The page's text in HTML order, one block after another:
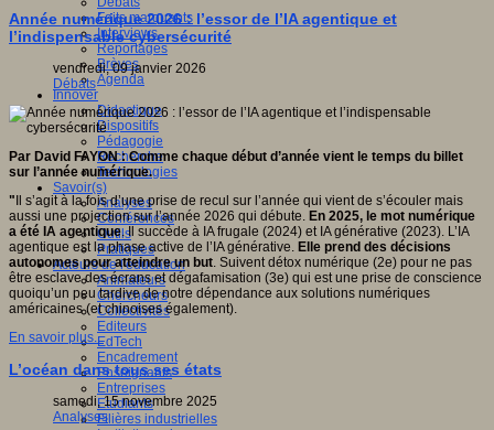
Faits marquants
Interviews
Reportages
Brèves
Agenda
Innover
Didactique
Dispositifs
Pédagogie
Recherche
Technologies
Savoir(s)
Analyses
Conférences
Outils
Pratiques
Acteurs de l'éducation
Animateurs
Chercheurs
Collectivités
Editeurs
EdTech
Encadrement
Enseignants
Entreprises
Etudiants
Filières industrielles
Année numérique 2026 : l’essor de l’IA agentique et
l’indispensable cybersécurité
vendredi, 09 janvier 2026
Débats
Par David FAYON : Comme chaque début d’année vient le temps du billet
sur l’année numérique.
" Il s’agit à la fois d’une prise de recul sur l’année qui vient de s’écouler mais
aussi une projection sur l’année 2026 qui débute. En 2025, le mot numérique
a été IA agentique. Il succède à IA frugale (2024) et IA générative (2023). L’IA
agentique est la phase active de l’IA générative. Elle prend des décisions
autonomes pour atteindre un but. Suivent détox numérique (2e) pour ne pas
être esclave des écrans et dégafamisation (3e) qui est une prise de conscience
quoiqu’un peu tardive de notre dépendance aux solutions numériques
américaines (et chinoises également).
En savoir plus...
L’océan dans tous ses états
samedi, 15 novembre 2025
Analyses